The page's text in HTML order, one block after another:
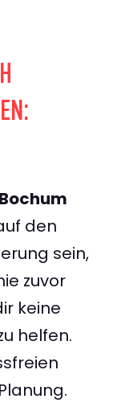
den
sein,
zuvor
keine
helfen.